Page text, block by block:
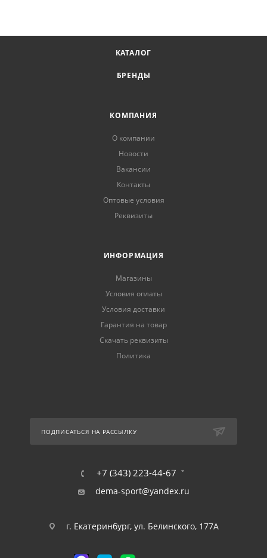
КАТАЛОГ
БРЕНДЫ
КОМПАНИЯ
О компании
Новости
Вакансии
Контакты
Оптовые условия
Реквизиты
ИНФОРМАЦИЯ
Магазины
Условия оплаты
Условия доставки
Гарантия на товар
Скачать реквизиты
Политика
ПОДПИСАТЬСЯ НА РАССЫЛКУ
+7 (343) 223-44-67
dema-sport@yandex.ru
г. Екатеринбург, ул. Белинского, 177А